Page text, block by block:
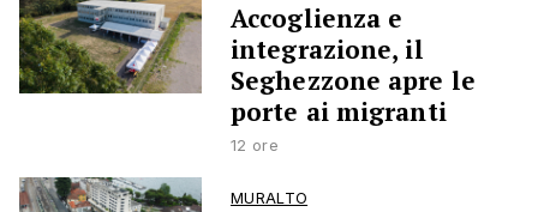
Accoglienza e
integrazione, il
Seghezzone apre le
porte ai migranti
12 ore
MURALTO